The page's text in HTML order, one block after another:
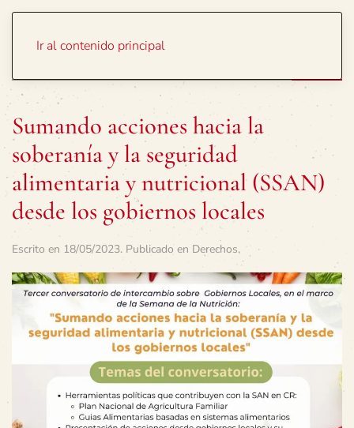
Ir al contenido principal
Sumando acciones hacia la
soberanía y la seguridad
alimentaria y nutricional (SSAN)
desde los gobiernos locales
Escrito en 18/05/2023. Publicado en Derechos.